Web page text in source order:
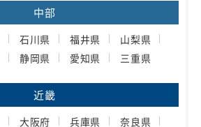
中部
石川県 福井県
山梨県
静岡県 愛知県 三重県
近畿
大阪府 兵庫県
奈良県